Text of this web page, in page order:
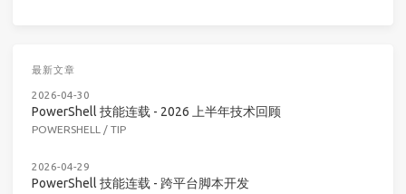
最新文章
2026-04-30
PowerShell 技能连载 - 2026 上半年技术回顾
POWERSHELL / TIP
2026-04-29
PowerShell 技能连载 - 跨平台脚本开发